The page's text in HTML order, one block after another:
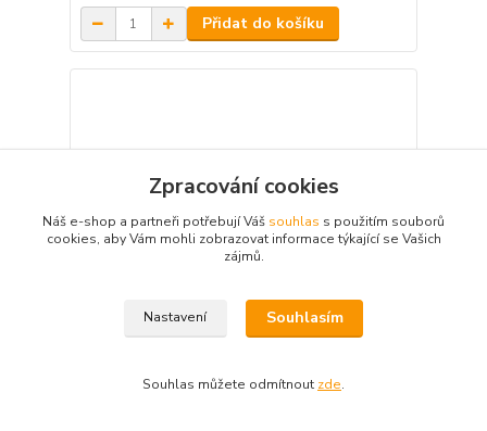
Přidat do košíku
Zpracování cookies
Náš e-shop a partneři potřebují Váš souhlas s použitím souborů
cookies, aby Vám mohli zobrazovat informace týkající se Vašich
zájmů.
Nastavení Souhlasím
Souhlas můžete odmítnout zde.